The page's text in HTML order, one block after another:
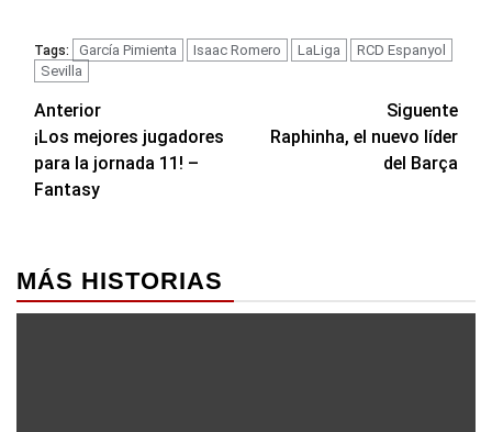
Tags: García Pimienta Isaac Romero LaLiga
RCD Espanyol
Sevilla
Navegación
de
entradas
Anterior
¡Los mejores jugadores
para la jornada 11! –
Fantasy
Siguente
Raphinha, el nuevo líder
del Barça
MÁS HISTORIAS